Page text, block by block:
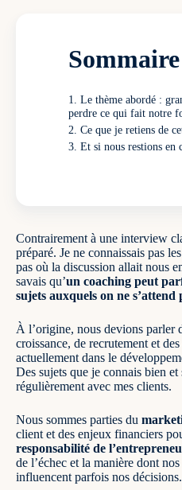
Sommaire
Le thème abordé :
perdre ce qui fait notre
Ce que je retiens de
Et si nous restions en
Contrairement à une interview
préparé. Je ne connaissais pas
pas où la discussion allait nous
savais qu’un coaching peut
sujets auxquels on ne s’attend
À l’origine, nous devions parler
croissance, de recrutement et
actuellement dans le
Des sujets que je connais bien et
régulièrement avec mes clients.
Nous sommes parties du
client et des enjeux financiers
responsabilité de
de l’échec et la manière dont
influencent parfois nos décisions.